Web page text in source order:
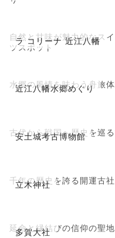
ラ コリーナ 近江八幡
自然と甘味が魅力的なス
ツスポット
近江八幡水郷めぐり
水郷の風情を味わう舟旅
安土城考古博物館
古代から戦国へ歴史を巡
立木神社
千年の歴史を誇る開運古社
多賀大社
延命と縁結びの信仰の聖地